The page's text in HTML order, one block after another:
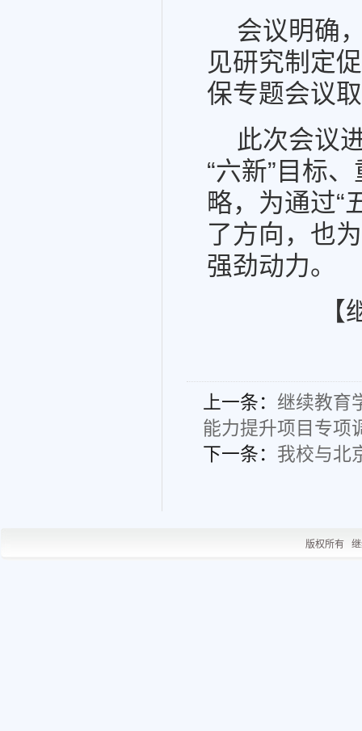
会议明确
见研究制定
保专题会议
此次会议
“六新”目标
略，为通过“
了方向，也
强劲动力。
上一条： 继续教育
能力提升项目专项
下一条： 我校与北
版权所有